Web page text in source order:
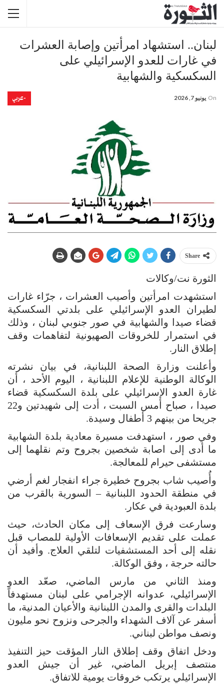
لبنان.. استشهاد امرأتين وإصابة العشرات
في غارات للعدو الإسرائيلي على
السكسكية والشهابية
-عربي On يونيو 7, 2026
Share
الثورة نت/وكالات
استشهدت امرأتين وأصيب العشرات ، جرّاء غارات
لطيران العدو الإسرائيلي على بلدتي السكسكية
قضاء صيدا والشهابية في صور جنوبي لبنان ، وذلك
في استمرار للخروقات الصهيونية لتفاهمات وقف
إطلاق النار.
وأعلنت وزارة الصحة اللبنانية، في بيان نشرته
الوكالة الوطنية للإعلام اللبنانية ، اليوم الأحد ، أن
غارة العدو الإسرائيلي على بلدة السكسكية قضاء
صيدا ، صباح أمس السبت ، أدت إلى شهيدتين و22
جريحا من بينهم 3 أطفال وسيدة.
وفي صور ، استهدفت مسيرة معادية بلدة الشهابية
ما أدى إلى اصابة شخصين بجروح وتم نقلهما إلى
مستشفى حيرام للمعالجة.
وأُصيب شاب بجروح خطيرة جراء انفجار لغم أرضي
في منطقة الحدود اللبنانية – السورية بالقرب من
بلدة العبودية في عكار.
وسارعت فرق الإسعاف إلى مكان الحادث، حيث
عملت على تقديم الإسعافات الأولية للمصاب قبل
نقله إلى أحد المستشفيات لتلقي العلاج. وأفيد أن
حالته حرجة ، وفق الوكالة.
ومنذ الثاني من مارس الماضي، صعّد العدو
الإسرائيلي، عدوانه الإجرامي على لبنان مستهدفاً
البلدات والقرى والمدن اللبنانية والأعيان المدنية، ما
أسفر عن آلاف الشهداء والجرحى ونزوح نحو مليون
ونصف مواطن لبناني.
ودخل اتفاق وقف إطلاق النار المؤقت حيز التنفيذ
منتصف إبريل الماضي، غير أن جيش العدو
الإسرائيلي يرتكب خروقات يومية للاتفاق.